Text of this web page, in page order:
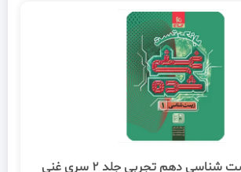
(کمک درسی)زیست شناسی دهم تجربی جلد 2 سری غنی